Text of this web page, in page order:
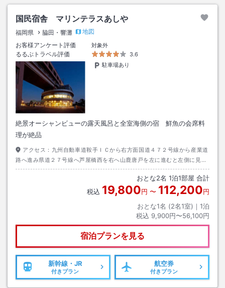
国民宿舎 マリンテラスあしや
福岡県 脇田・響灘
地図
お客様アンケート評価
対象外
るるぶトラベル評価
3.6
駐車場あり
絶景オーシャンビューの露天風呂と全室海側の宿 鮮魚の会席料
理が絶品
アクセス： 九州自動車道鞍手ＩＣから右方面国道４７２号線から産業道
路へ進み県道２７号線へ芦屋橋西を右へ山鹿唐戸を左に進むと左側に見え
ます。
おとな2名 1泊1部屋 合計
税込 19,800円 〜 112,200円
おとな1名 (2名1室)｜ 1泊
税込 9,900円〜56,100円
宿泊プランを見る
新幹線・JR
付きプラン
航空券
付きプラン